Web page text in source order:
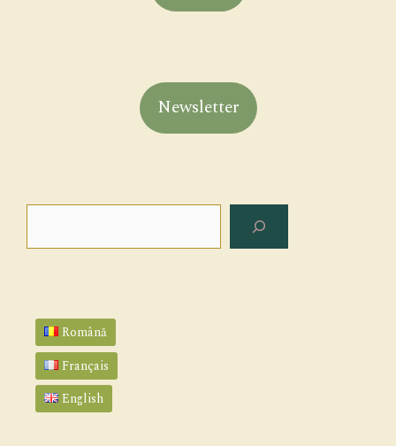
Newsletter
Română
Français
English